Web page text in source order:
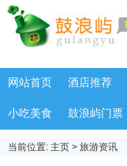
网站首页 酒店推荐
小吃美食 鼓浪屿门票
当前位置: 主页 > 旅游资讯